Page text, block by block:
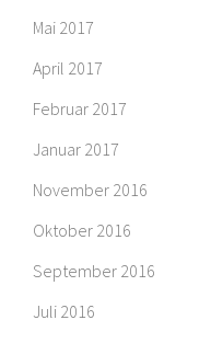
Mai 2017
April 2017
Februar 2017
Januar 2017
November 2016
Oktober 2016
September 2016
Juli 2016